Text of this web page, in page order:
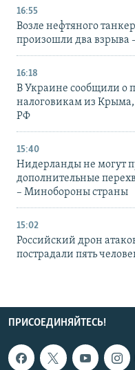
16:55
Возле нефтяного
произошли два взрыва
16:18
В Украине сообщили о
налоговикам из
РФ
15:40
Нидерланды не могут
дополнительные
– Минобороны страны
15:02
Российский дрон
пострадали пять
ПРИСОЕДИНЯЙТЕСЬ!